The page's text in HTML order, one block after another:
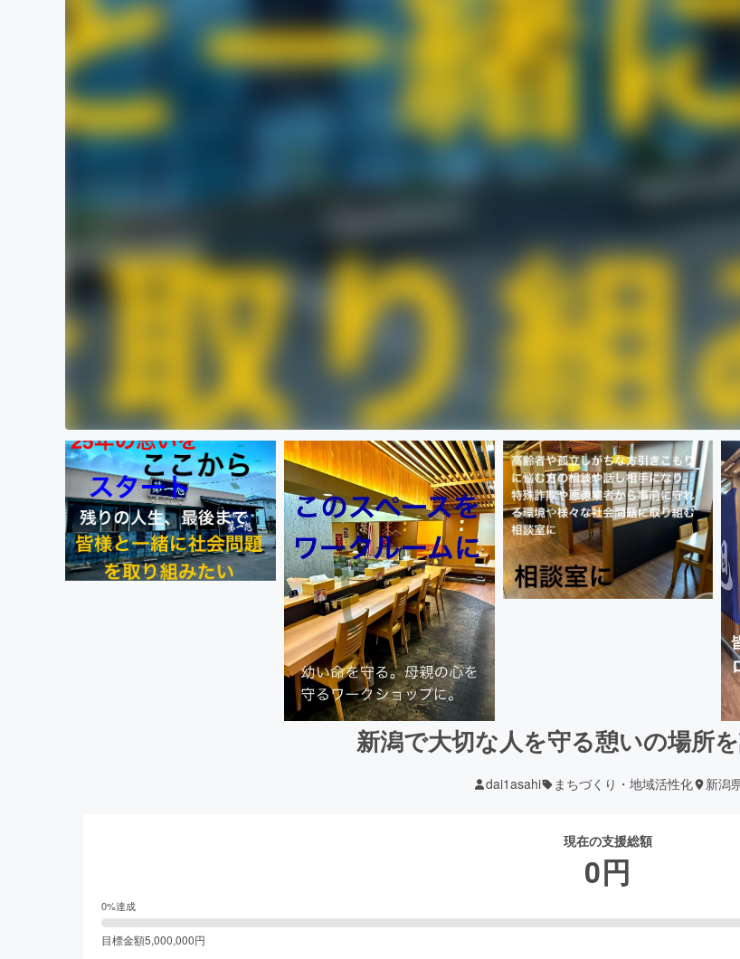
新潟で大切な人を守る憩いの場所
dai1asahi まちづくり・地域活性化 新潟
現在の支援総額
0円
0%達成
目標金額5,000,000円